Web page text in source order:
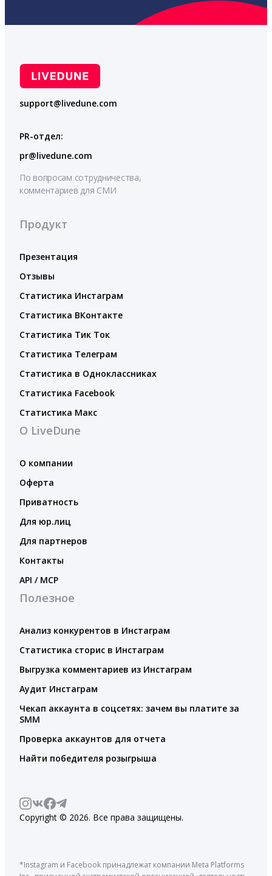
support@livedune.com
PR-отдел:
pr@livedune.com
По вопросам сотрудничества,
комментариев для СМИ
Продукт
Презентация
Отзывы
Статистика Инстаграм
Статистика ВКонтакте
Статистика Тик Ток
Статистика Телеграм
Статистика в Одноклассниках
Статистика Facebook
Статистика Макс
О LiveDune
О компании
Оферта
Приватность
Для юр.лиц
Для партнеров
Контакты
API / MCP
Полезное
Анализ конкурентов в Инстаграм
Статистика сторис в Инстаграм
Выгрузка комментариев из Инстаграм
Аудит Инстаграм
Чекап аккаунта в соцсетях: зачем вы платите за
SMM
Проверка аккаунтов для отчета
Найти победителя розыгрыша
Copyright © 2026. Все права защищены.
*Instagram и Facebook принадлежат компании Meta Platforms